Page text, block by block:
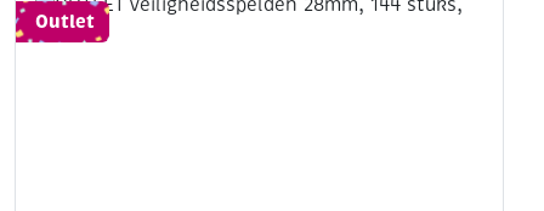
stuks,
zwart
Outlet